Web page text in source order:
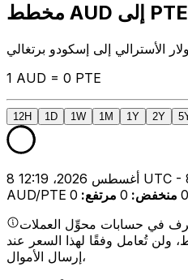
مخطط AUD إلى PTE
الأسترالي إلى إسكودو برتغالي
1 AUD = 0 PTE
12H 1D 1W 1M 1Y 2Y
AUD/PTE
0 منخفض:
0 مرتفع:
0
في حسابات محوِّل العملات
ولن تُعامل وفقًا لهذا السعر عند
إرسال الأموال،